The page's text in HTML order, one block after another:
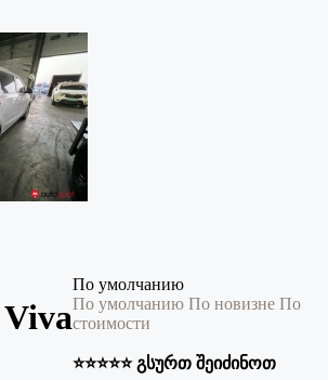
По умолчанию
По умолчанию По новизне По
стоимости
⭐️⭐️⭐️⭐️⭐️ გსურთ შეიძინოთ